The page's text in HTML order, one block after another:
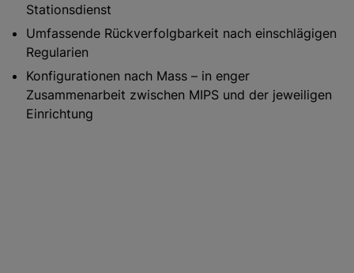
Stationsdienst
Umfassende Rückverfolgbarkeit nach einschlägigen
Regularien
Konfigurationen nach Mass – in enger
Zusammenarbeit zwischen MIPS und der jeweiligen
Einrichtung